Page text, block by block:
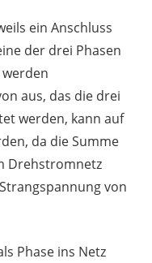
ein Anschluss
der drei Phasen
aus, das die drei
werden, kann auf
da die Summe
Drehstromnetz
von
Phase ins Netz